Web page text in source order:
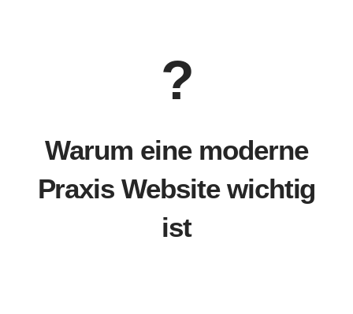
?
Warum eine moderne
Praxis Website wichtig
ist